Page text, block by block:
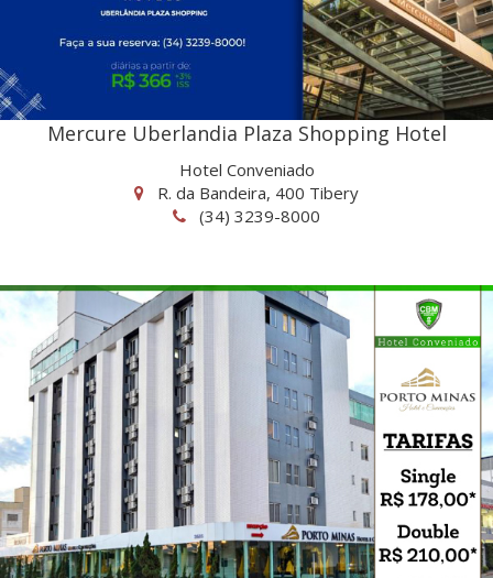
Mercure Uberlandia Plaza Shopping Hotel
Hotel Conveniado
R. da Bandeira, 400 Tibery
(34) 3239-8000